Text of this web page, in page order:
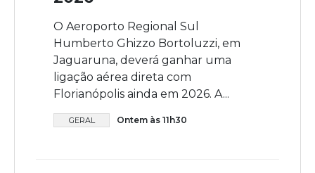
O Aeroporto Regional Sul
Humberto Ghizzo Bortoluzzi, em
Jaguaruna, deverá ganhar uma
ligação aérea direta com
Florianópolis ainda em 2026. A...
GERAL Ontem às 11h30